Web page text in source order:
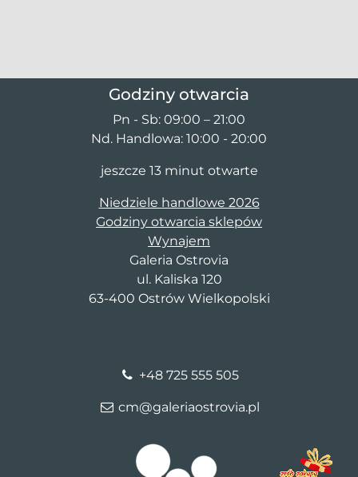
Godziny otwarcia
Pn - Sb: 09:00 – 21:00
Nd. Handlowa: 10:00 - 20:00
jeszcze 13 minut otwarte
Niedziele handlowe 2026
Godziny otwarcia sklepów
Wynajem
Galeria Ostrovia
ul. Kaliska 120
63-400 Ostrów Wielkopolski
+48 725 555 505
cm@galeriaostrovia.pl